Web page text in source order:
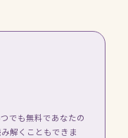
でも無料であなたの
解くこともできま